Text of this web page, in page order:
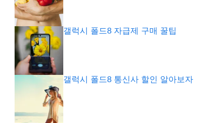
갤럭시 폴드8 자급제 구매 꿀팁
갤럭시 폴드8 통신사 할인 알아보자